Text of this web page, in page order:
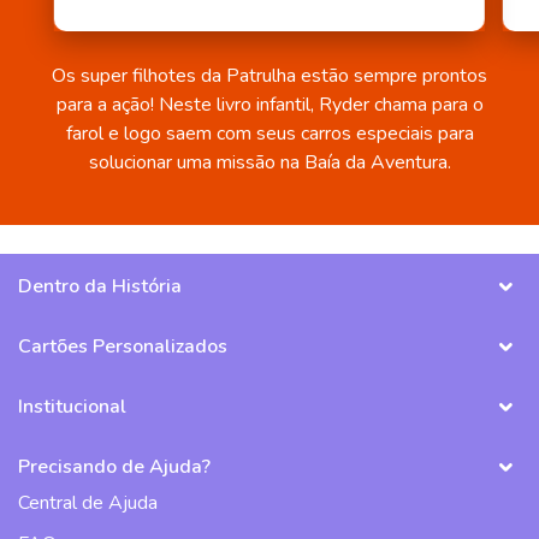
Os super filhotes da Patrulha estão sempre prontos
para a ação! Neste livro infantil, Ryder chama para o
farol e logo saem com seus carros especiais para
solucionar uma missão na Baía da Aventura.
Dentro da História
Cartões Personalizados
Institucional
Precisando de Ajuda?
Central de Ajuda